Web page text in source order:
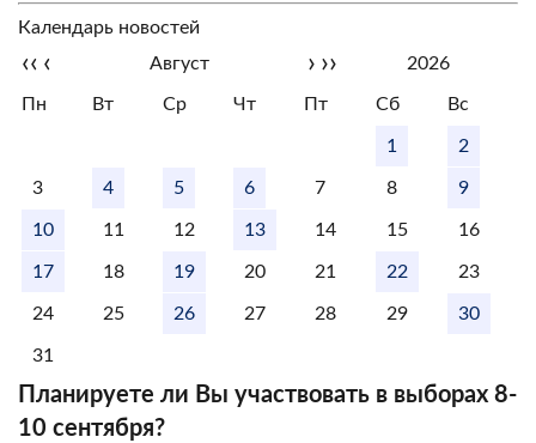
Календарь новостей
‹‹ ‹ Август › ›› 2026
Пн Вт Ср Чт Пт Сб Вс
1 2
3 4 5 6 7 8 9
10 11 12 13 14 15 16
17 18 19 20 21 22 23
24 25 26 27 28 29 30
31
Планируете ли Вы участвовать в выборах 8-
10 сентября?